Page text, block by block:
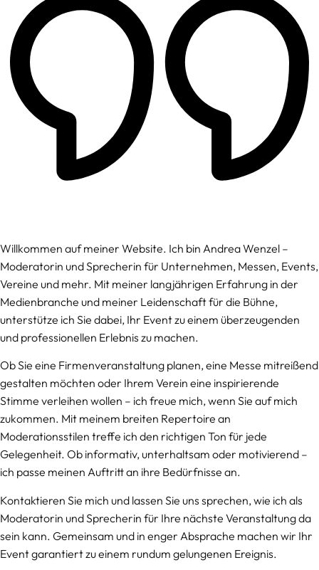
Willkommen auf meiner Website. Ich bin Andrea Wenzel –
Moderatorin und Sprecherin für Unternehmen, Messen, Events,
Vereine und mehr. Mit meiner langjährigen Erfahrung in der
Medienbranche und meiner Leidenschaft für die Bühne,
unterstütze ich Sie dabei, Ihr Event zu einem überzeugenden
und professionellen Erlebnis zu machen.
Ob Sie eine Firmenveranstaltung planen, eine Messe mitreißend
gestalten möchten oder Ihrem Verein eine inspirierende
Stimme verleihen wollen – ich freue mich, wenn Sie auf mich
zukommen. Mit meinem breiten Repertoire an
Moderationsstilen treffe ich den richtigen Ton für jede
Gelegenheit. Ob informativ, unterhaltsam oder motivierend –
ich passe meinen Auftritt an ihre Bedürfnisse an.
Kontaktieren Sie mich und lassen Sie uns sprechen, wie ich als
Moderatorin und Sprecherin für Ihre nächste Veranstaltung da
sein kann. Gemeinsam und in enger Absprache machen wir Ihr
Event garantiert zu einem rundum gelungenen Ereignis.